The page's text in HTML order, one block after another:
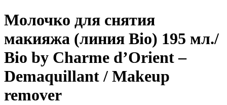
Молочко для снятия
макияжа (линия Bio) 195 мл./
Bio by Charme d’Orient –
Demaquillant / Makeup
remover